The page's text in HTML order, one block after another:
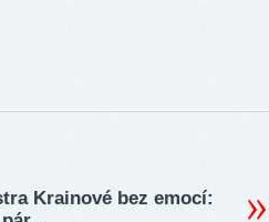
Krainové bez emocí: